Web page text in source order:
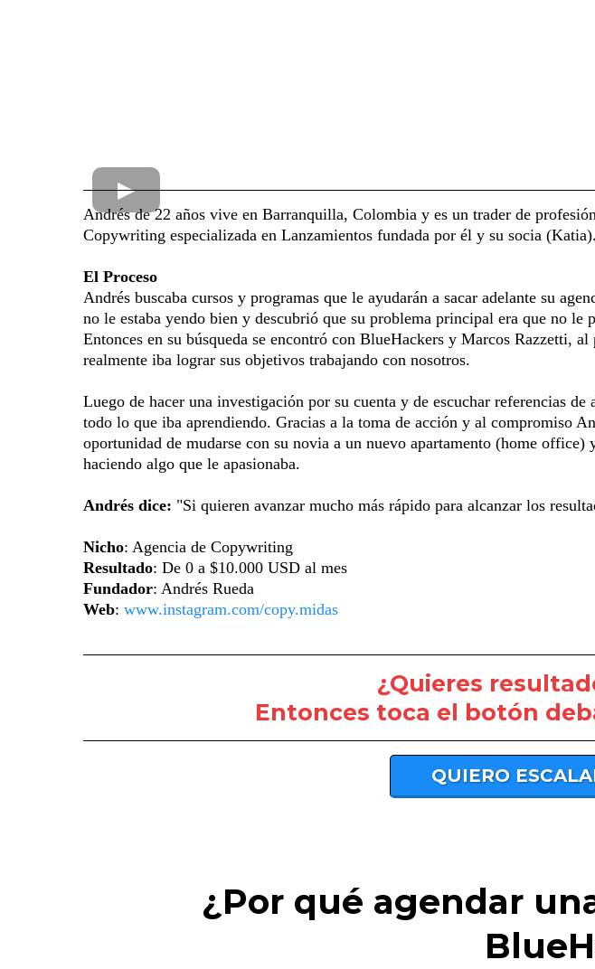
Andrés de 22 años vive en Barranquilla, Colombia y es un trader de
Copywriting especializada en Lanzamientos fundada por él y su socia (Katia).
El Proceso
Andrés buscaba cursos y programas que le ayudarán a sacar adelante su
no le estaba yendo bien y descubrió que su problema principal era que no le
Entonces en su búsqueda se encontró con BlueHackers y Marcos Razzetti,
realmente iba lograr sus objetivos trabajando con nosotros.
Luego de hacer una investigación por su cuenta y de escuchar referencias
todo lo que iba aprendiendo. Gracias a la toma de acción y al compromiso
oportunidad de mudarse con su novia a un nuevo apartamento (home
haciendo algo que le apasionaba.
Andrés dice: "Si quieren avanzar mucho más rápido para alcanzar los
Nicho: Agencia de Copywriting
Resultado: De 0 a $10.000 USD al mes
Fundador: Andrés Rueda
Web: www.instagram.com/copy.midas
¿Quieres
Entonces toca el botón
QUIERO
¿Por qué agendar